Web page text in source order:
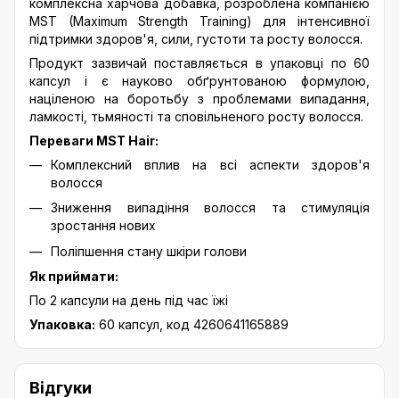
MST (Maximum Strength Training) для інтенсивної
підтримки здоров'я, сили, густоти та росту волосся.
Продукт зазвичай поставляється в упаковці по 60
капсул і є науково обґрунтованою формулою,
націленою на боротьбу з проблемами випадання,
ламкості, тьмяності та сповільненого росту волосся.
Переваги MST Hair:
Комплексний вплив на всі аспекти здоров'я
волосся
Зниження випадіння волосся та стимуляція
зростання нових
Поліпшення стану шкіри голови
Як приймати:
По 2 капсули на день під час їжі
Упаковка: 60 ​​капсул, код 4260641165889
Відгуки